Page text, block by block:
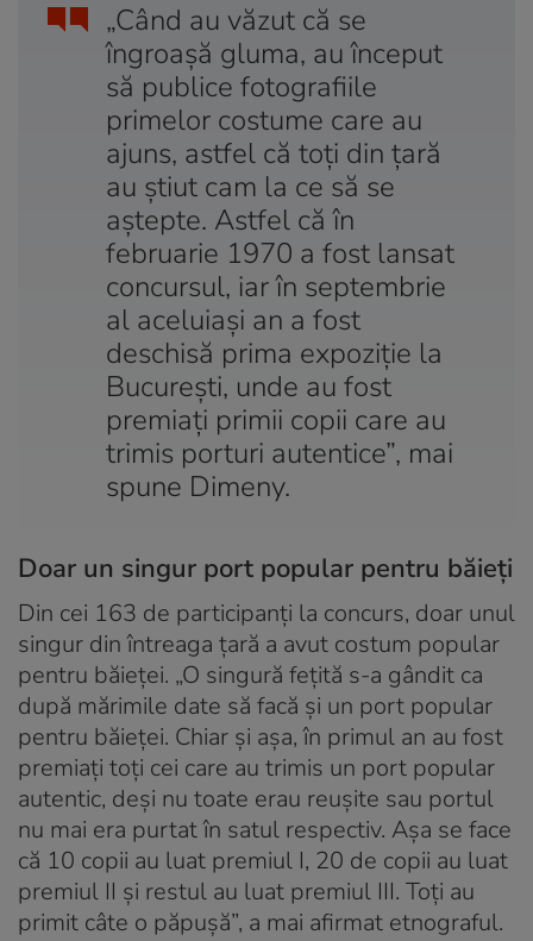
„Când au văzut că se
îngroașă gluma, au început
să publice fotografiile
primelor costume care au
ajuns, astfel că toți din țară
au știut cam la ce să se
aștepte. Astfel că în
februarie 1970 a fost lansat
concursul, iar în septembrie
al aceluiași an a fost
deschisă prima expoziție la
București, unde au fost
premiați primii copii care au
trimis porturi autentice”, mai
spune Dimeny.
Doar un singur port popular pentru băieți
Din cei 163 de participanți la concurs, doar unul
singur din întreaga țară a avut costum popular
pentru băieței. „O singură fețită s-a gândit ca
după mărimile date să facă și un port popular
pentru băieței. Chiar și așa, în primul an au fost
premiați toți cei care au trimis un port popular
autentic, deși nu toate erau reușite sau portul
nu mai era purtat în satul respectiv. Așa se face
că 10 copii au luat premiul I, 20 de copii au luat
premiul II și restul au luat premiul III. Toți au
primit câte o păpușă”, a mai afirmat etnograful.